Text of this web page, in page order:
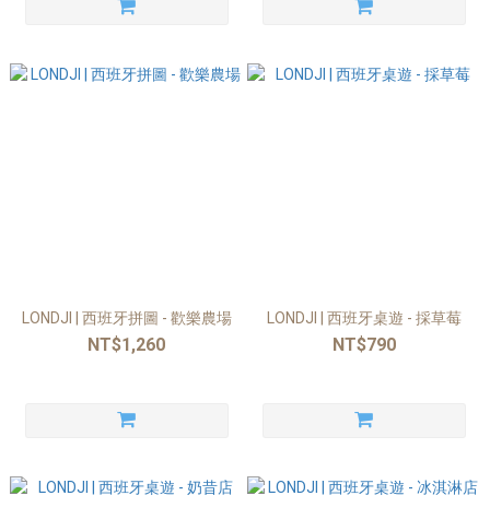
LONDJI | 西班牙拼圖 - 歡樂農場
NT$1,260
LONDJI | 西班牙桌遊 - 採草莓
NT$790